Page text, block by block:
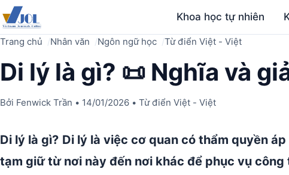
Khoa học tự nhiên
Trang chủ Nhân văn Ngôn ngữ học Từ điển Việt - Việt
Di lý là gì? 📜 Nghĩa và
Bởi Fenwick Trần • 14/01/2026 • Từ điển Việt - Việt
Di lý là gì? Di lý là việc cơ quan có thẩm quyền
tạm giữ từ nơi này đến nơi khác để phục vụ